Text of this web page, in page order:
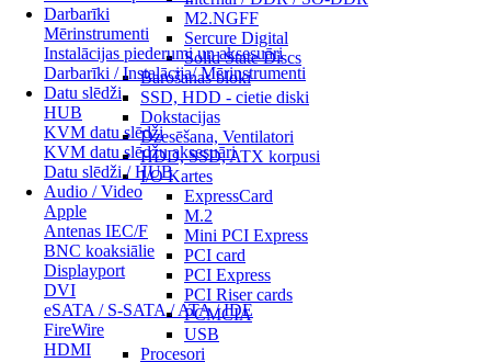
Darbarīki
Mērinstrumenti
Instalācijas piederumi un aksesuāri
Darbarīki / Instalācija/ Mērinstrumenti
Datu slēdži
HUB
KVM datu slēdži
KVM datu slēdžu aksesuāri
Datu slēdži / HUB
Audio / Video
Apple
Antenas IEC/F
BNC koaksiālie
Displayport
DVI
eSATA / S-SATA / ATA / IDE
FireWire
HDMI
M2.NGFF
Sercure Digital
Solid State Discs
Barošanas bloki
SSD, HDD - cietie diski
Dokstacijas
Dzesēšana, Ventilatori
HDD, SSD, ATX korpusi
I/O Kartes
ExpressCard
M.2
Mini PCI Express
PCI card
PCI Express
PCI Riser cards
PCMCIA
USB
Procesori